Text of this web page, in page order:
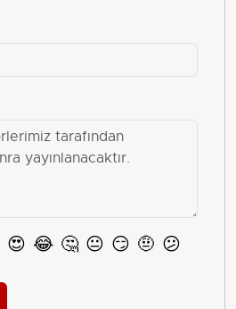
😍 😂 🤔 😐 😏 🤨 😕